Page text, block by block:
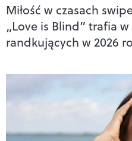
Miłość w czasach
„Love is Blind” trafia
randkujących w 2026